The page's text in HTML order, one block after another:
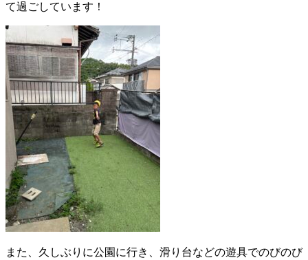
て過ごしています！
また、久しぶりに公園に行き、滑り台などの遊具でのびのび